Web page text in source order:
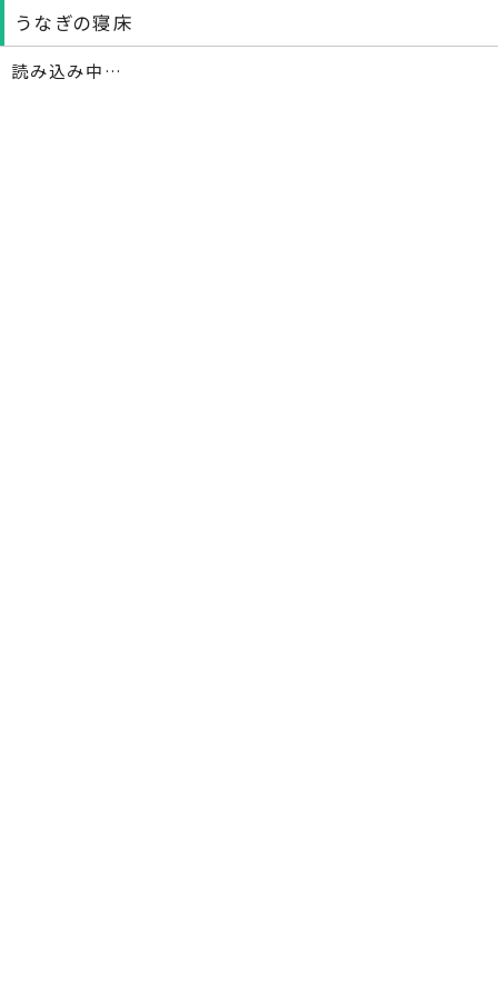
うなぎの寝床
読み込み中…